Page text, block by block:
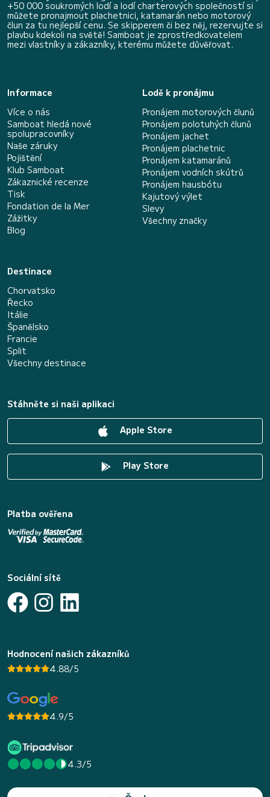
+50 000 soukromých lodí a lodí charterových společností si
můžete pronajmout plachetnici, katamarán nebo motorový
člun za tu nejlepší cenu. Se skipperem či bez něj, rezervujte si
plavbu kdekoli na světě! Samboat je zprostředkovatelem
mezi vlastníky a zákazníky, kterému můžete důvěřovat.
Informace
Více o nás
Samboat hledá nové
spolupracovníky
Naše záruky
Pojištění
Klub Samboat
Zákaznické recenze
Tisk
Fondation de la Mer
Zážitky
Blog
Lodě k pronájmu
Pronájem motorových člunů
Pronájem polotuhých člunů
Pronájem jachet
Pronájem plachetnic
Pronájem katamaránů
Pronájem vodních skútrů
Pronájem hausbótu
Kajutový výlet
Slevy
Všechny značky
Destinace
Chorvatsko
Řecko
Itálie
Španělsko
Francie
Split
Všechny destinace
Stáhněte si naši aplikaci
Apple Store
Play Store
Platba ověřena
Sociální sítě
Hodnocení našich zákazníků
4.88/5
4.9/5
4.3/5